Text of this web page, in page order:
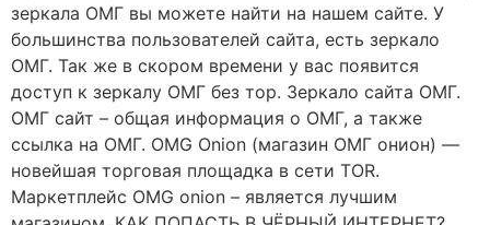
зеркала ОМГ вы можете найти на нашем сайте. У
большинства пользователей сайта, есть зеркало
ОМГ. Так же в скором времени у вас появится
доступ к зеркалу ОМГ без тор. Зеркало сайта ОМГ.
ОМГ сайт – общая информация о ОМГ, а также
ссылка на ОМГ. OMG Onion (магазин ОМГ онион) —
новейшая торговая площадка в сети TOR.
Маркетплейс OMG onion – является лучшим